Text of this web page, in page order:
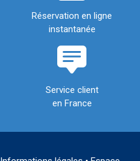
Réservation en ligne
instantanée
Service client
en France